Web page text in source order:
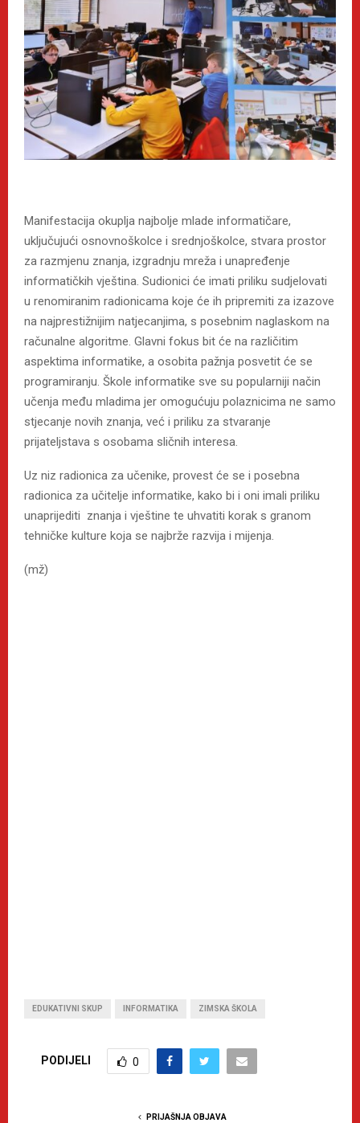
Manifestacija okuplja najbolje mlade informatičare,
uključujući osnovnoškolce i srednjoškolce, stvara prostor
za razmjenu znanja, izgradnju mreža i unapređenje
informatičkih vještina. Sudionici će imati priliku sudjelovati
u renomiranim radionicama koje će ih pripremiti za izazove
na najprestižnijim natjecanjima, s posebnim naglaskom na
računalne algoritme. Glavni fokus bit će na različitim
aspektima informatike, a osobita pažnja posvetit će se
programiranju. Škole informatike sve su popularniji način
učenja među mladima jer omogućuju polaznicima ne samo
stjecanje novih znanja, već i priliku za stvaranje
prijateljstava s osobama sličnih interesa.
Uz niz radionica za učenike, provest će se i posebna
radionica za učitelje informatike, kako bi i oni imali priliku
unaprijediti znanja i vještine te uhvatiti korak s granom
tehničke kulture koja se najbrže razvija i mijenja.
(mž)
EDUKATIVNI SKUP INFORMATIKA ZIMSKA ŠKOLA
PODIJELI 0
PRIJAŠNJA OBJAVA